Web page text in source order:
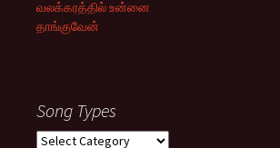
வலக்கரத்தில் உன்னை
தாங்குவேன்
Song Types
Song